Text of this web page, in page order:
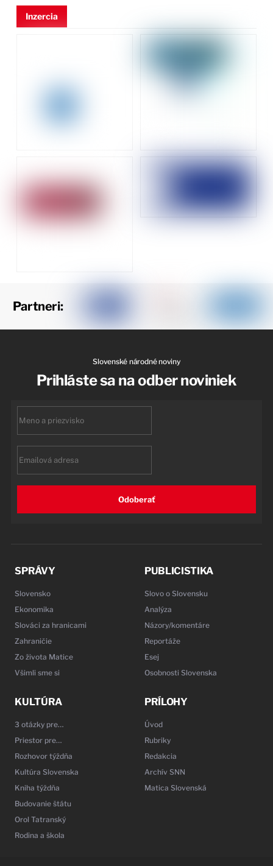
Inzercia
Partneri:
Slovenské národné noviny
Prihláste sa na odber noviniek
Odoberať
SPRÁVY
Slovensko
Ekonomika
Slováci za hranicami
Zahraničie
Zo života Matice
Všimli sme si
PUBLICISTIKA
Slovo o Slovensku
Analýza
Názory/komentáre
Reportáže
Esej
Osobnosti Slovenska
KULTÚRA
3 otázky pre…
Priestor pre…
Rozhovor týždňa
Kultúra Slovenska
Kniha týždňa
Budovanie štátu
Orol Tatranský
Rodina a škola
PRÍLOHY
Úvod
Rubriky
Redakcia
Archív SNN
Matica Slovenská